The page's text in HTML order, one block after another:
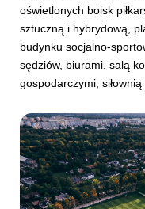
oświetlonych boisk
sztuczną i hybrydową,
budynku socjalno-
sędziów, biurami, salą
gospodarczymi,